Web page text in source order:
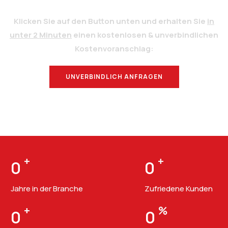
Klicken Sie auf den Button unten und erhalten Sie in
unter 2 Minuten einen kostenlosen & unverbindlichen
Kostenvoranschlag:
UNVERBINDLICH ANFRAGEN
0 +
Jahre in der Branche
0 +
Zufriedene Kunden
0 + 0 %